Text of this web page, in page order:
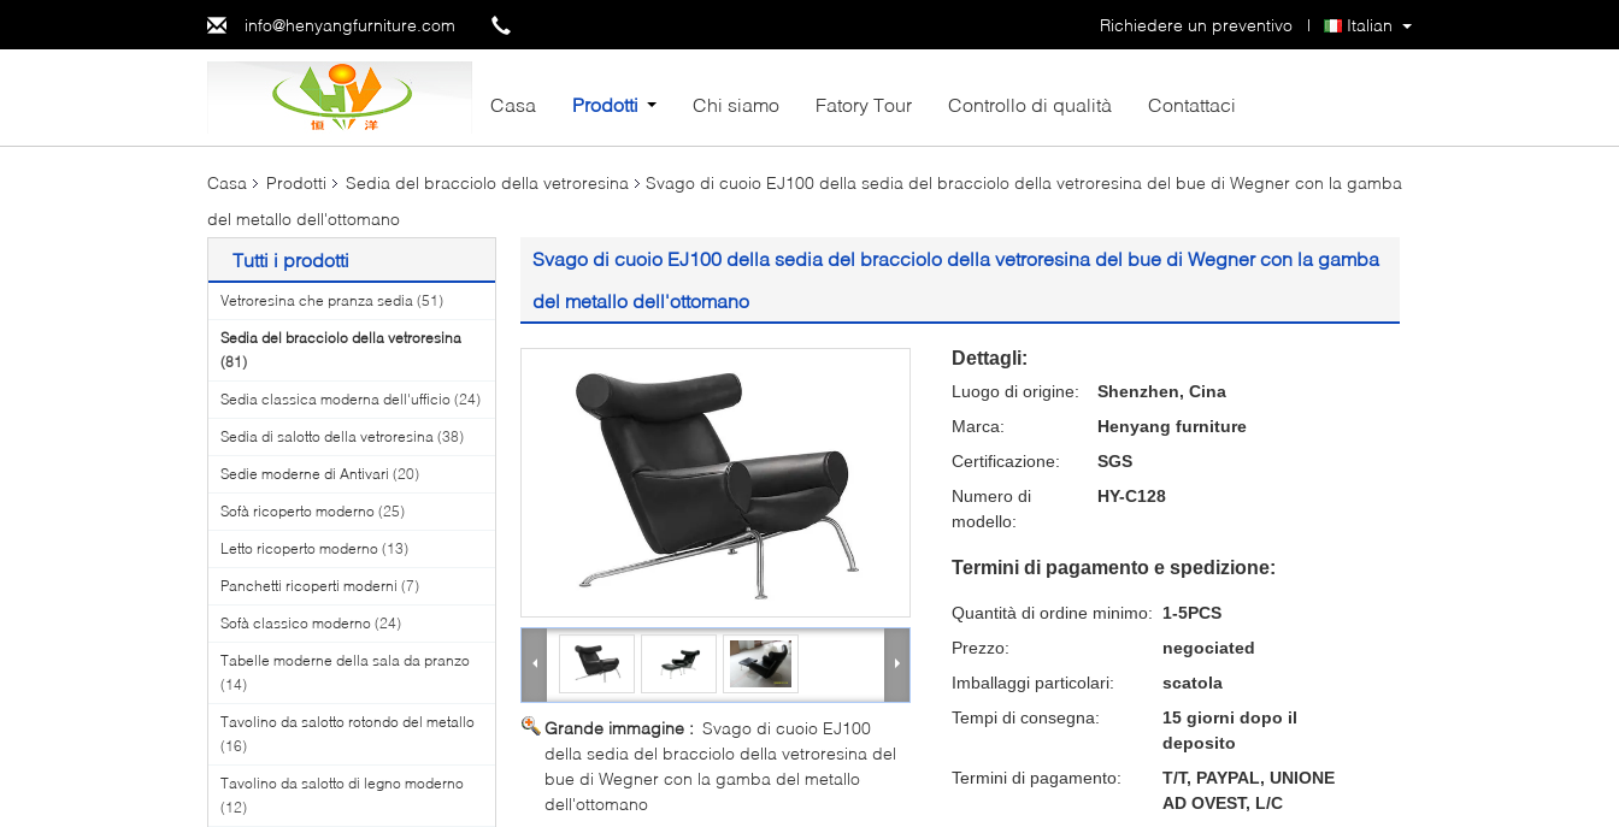
info@henyangfurniture.com Italian
Richiedere un preventivo |
Casa Prodotti Chi siamo Fatory Tour Controllo di qualità Contattaci
Casa Prodotti Sedia del bracciolo della vetroresina
Svago di cuoio EJ100 della sedia del bracciolo della vetroresina del bue di Wegner con la gamba
del metallo dell'ottomano
Tutti i prodotti
Vetroresina che pranza sedia (51)
Sedia del bracciolo della vetroresina
(81)
Sedia classica moderna dell'ufficio (24)
Sedia di salotto della vetroresina (38)
Sedie moderne di Antivari (20)
Sofà ricoperto moderno (25)
Letto ricoperto moderno (13)
Panchetti ricoperti moderni (7)
Sofà classico moderno (24)
Tabelle moderne della sala da pranzo
(14)
Tavolino da salotto rotondo del metallo
(16)
Tavolino da salotto di legno moderno
(12)
Svago di cuoio EJ100 della sedia del bracciolo della vetroresina del bue di Wegner con la gamba
del metallo dell'ottomano
Grande immagine : Svago di cuoio EJ100
della sedia del bracciolo della vetroresina del
bue di Wegner con la gamba del metallo
dell'ottomano
Dettagli:
Luogo di origine:
Shenzhen, Cina
Marca:
Henyang furniture
Certificazione:
SGS
Numero di
modello:
HY-C128
Termini di pagamento e spedizione:
Quantità di ordine minimo:
1-5PCS
Prezzo:
negociated
Imballaggi particolari:
scatola
Tempi di consegna:
15 giorni dopo il
deposito
Termini di pagamento:
T/T, PAYPAL, UNIONE
AD OVEST, L/C